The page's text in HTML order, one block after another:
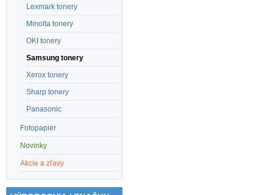
Lexmark tonery
Minolta tonery
OKI tonery
Samsung tonery
Xerox tonery
Sharp tonery
Panasonic
Fotopapier
Novinky
Akcie a zľavy